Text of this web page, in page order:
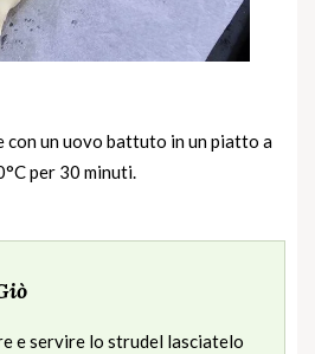
con un uovo battuto in un piatto a
per 30 minuti.
e servire lo strudel lasciatelo